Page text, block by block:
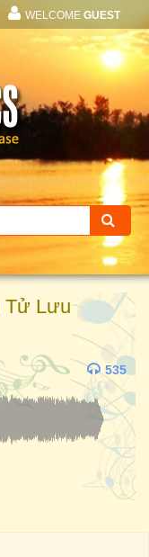
WELCOME GUEST
Tử Lưu
535